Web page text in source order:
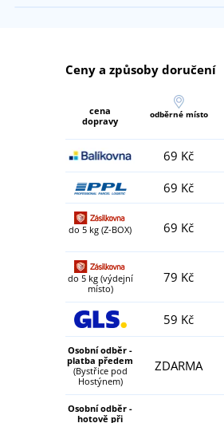
Ceny a způsoby doručení
cena
dopravy
odběrné místo
69 Kč
69 Kč
do 5 kg (Z-BOX) 69 Kč
do 5 kg (výdejní
místo)
79 Kč
59 Kč
Osobní odběr -
platba předem
(Bystřice pod
Hostýnem)
ZDARMA
Osobní odběr -
hotově při